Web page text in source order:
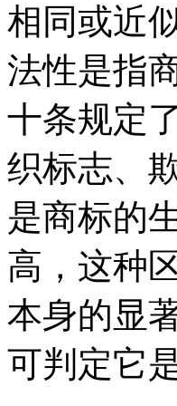
相同或近
法性是指
十条规定
织标志、
是商标的
高，这种
本身的显
可判定它